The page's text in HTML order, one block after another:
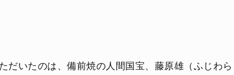
だいたのは、備前焼の人間国宝、藤原雄（ふじわ